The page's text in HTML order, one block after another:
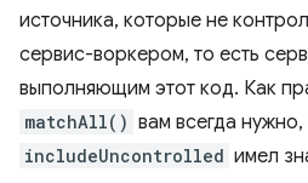
источника, которые не
сервис-воркером, то есть
выполняющим этот код. Как
matchAll() вам всегда
includeUncontrolled имел